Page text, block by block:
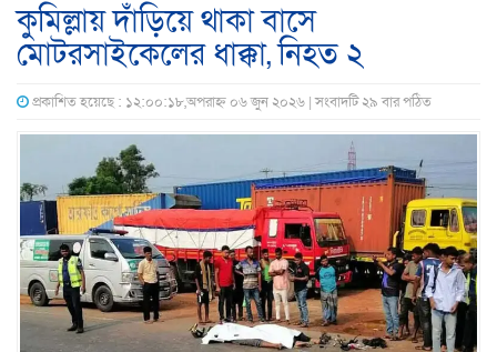
কুমিল্লায় দাঁড়িয়ে থাকা বাসে
মোটরসাইকেলের ধাক্কা, নিহত ২
প্রকাশিত হয়েছে : ১২:০০:১৮,অপরাহ্ন ০৬ জুন ২০২৬ | সংবাদটি ২৯ বার পঠিত